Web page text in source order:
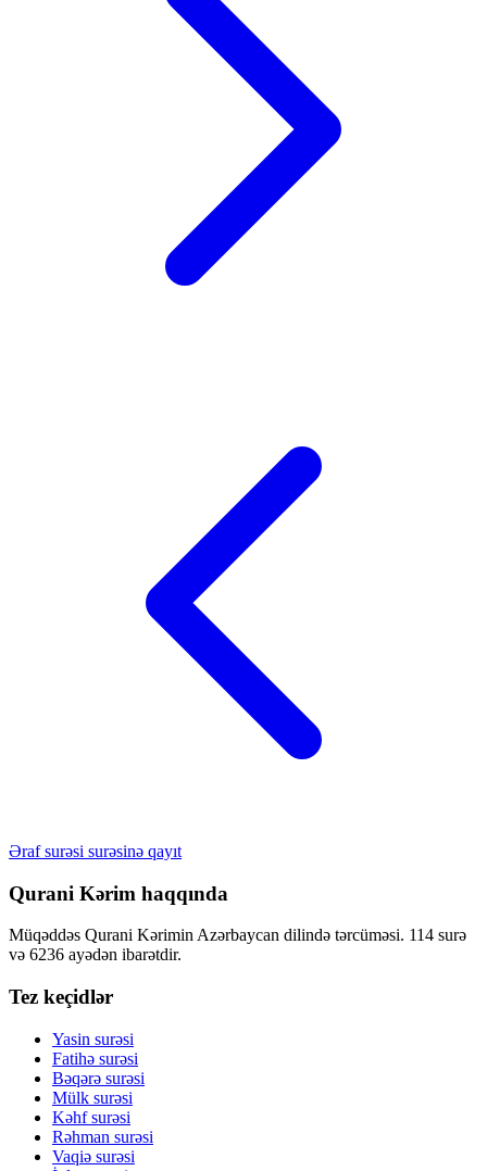
Əraf surəsi surəsinə qayıt
Qurani Kərim haqqında
Müqəddəs Qurani Kərimin Azərbaycan dilində tərcüməsi. 114 surə
və 6236 ayədən ibarətdir.
Tez keçidlər
Yasin surəsi
Fatihə surəsi
Bəqərə surəsi
Mülk surəsi
Kəhf surəsi
Rəhman surəsi
Vaqiə surəsi